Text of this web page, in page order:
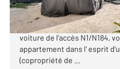
BELLOY EN FRANCE. A
de la gare de villaines (ligne
voiture de l'accès N1/N184,
appartement dans l' esprit
(copropriété de ...